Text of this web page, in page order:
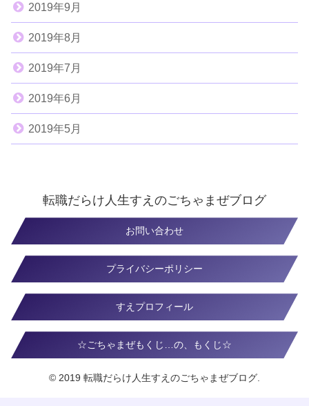
2019年9月
2019年8月
2019年7月
2019年6月
2019年5月
転職だらけ人生すえのごちゃまぜブログ
お問い合わせ
プライバシーポリシー
すえプロフィール
☆ごちゃまぜもくじ…の、もくじ☆
© 2019 転職だらけ人生すえのごちゃまぜブログ.